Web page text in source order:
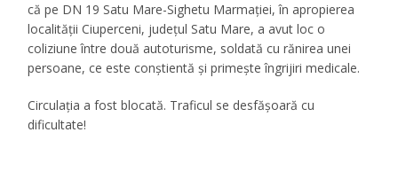
că pe DN 19 Satu Mare-Sighetu Marmației, în apropierea
localității Ciuperceni, județul Satu Mare, a avut loc o
coliziune între două autoturisme, soldată cu rănirea unei
persoane, ce este conștientă și primește îngrijiri medicale.
Circulaţia a fost blocată. Traficul se desfăşoară cu
dificultate!